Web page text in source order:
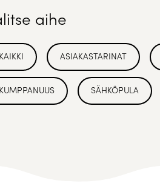
aihe
KAIKKI ASIAKASTARINAT
KUMPPANUUS SÄHKÖPULA